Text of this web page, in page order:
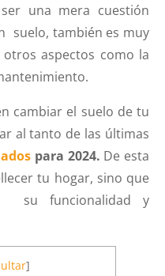
una mera cuestión
suelo, también es muy
aspectos como la
cambiar el suelo de tu
al tanto de las últimas
para 2024. De esta
tu hogar, sino que
su funcionalidad y
]